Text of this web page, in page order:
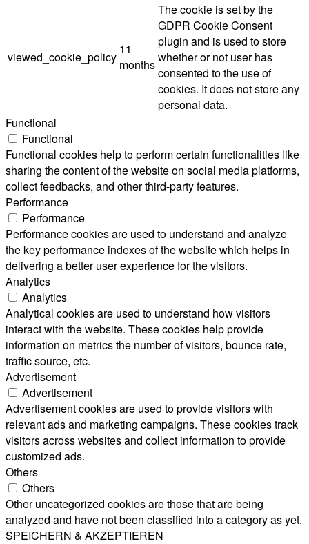
viewed_cookie_policy
11
months
The cookie is set by the
GDPR Cookie Consent
plugin and is used to store
whether or not user has
consented to the use of
cookies. It does not store any
personal data.
Functional
Functional
Functional cookies help to perform certain functionalities like
sharing the content of the website on social media platforms,
collect feedbacks, and other third-party features.
Performance
Performance
Performance cookies are used to understand and analyze
the key performance indexes of the website which helps in
delivering a better user experience for the visitors.
Analytics
Analytics
Analytical cookies are used to understand how visitors
interact with the website. These cookies help provide
information on metrics the number of visitors, bounce rate,
traffic source, etc.
Advertisement
Advertisement
Advertisement cookies are used to provide visitors with
relevant ads and marketing campaigns. These cookies track
visitors across websites and collect information to provide
customized ads.
Others
Others
Other uncategorized cookies are those that are being
analyzed and have not been classified into a category as yet.
SPEICHERN & AKZEPTIEREN